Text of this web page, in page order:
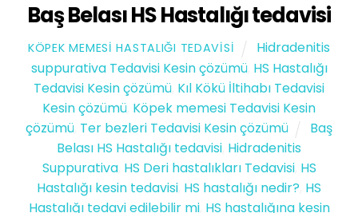
Baş Belası HS Hastalığı tedavisi
KÖPEK MEMESI HASTALIĞI TEDAVISI
Hidradenitis
suppurativa Tedavisi Kesin çözümü, HS Hastalığı
Tedavisi Kesin çözümü Kıl Kökü İltihabı Tedavisi
Kesin çözümü Köpek memesi Tedavisi Kesin
çözümü, Ter bezleri Tedavisi Kesin çözümü
Baş
Belası HS Hastalığı tedavisi Hidradenitis
Suppurativa, HS Deri hastalıkları Tedavisi, HS
Hastalığı kesin tedavisi HS hastalığı nedir? HS
Hastalığı tedavi edilebilir mi, HS hastalığına kesin